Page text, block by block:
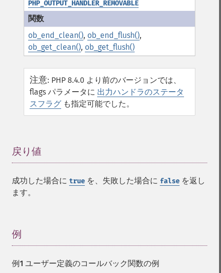
PHP_OUTPUT_HANDLER_REMOVABLE
ob_end_clean(), ob_end_flush(),
ob_get_clean(), ob_get_flush()
注意: PHP 8.4.0 より前のバージョンでは、
flags パラメータに 出力ハンドラのステータ
スフラグ も指定可能でした。
戻り値
成功した場合に true を、失敗した場合に false を返し
ます。
例
例1 ユーザー定義のコールバック関数の例